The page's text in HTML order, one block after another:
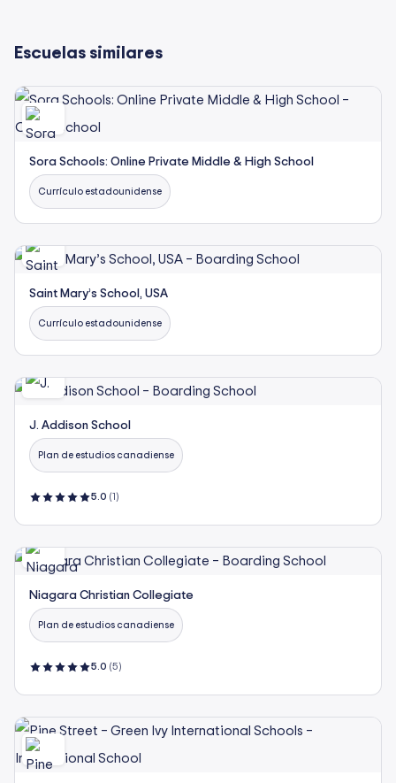
Escuelas similares
Sora Schools: Online Private Middle & High School
Currículo estadounidense
Saint Mary’s School, USA
Currículo estadounidense
J. Addison School
Plan de estudios canadiense
5.0 (1)
Niagara Christian Collegiate
Plan de estudios canadiense
5.0 (5)